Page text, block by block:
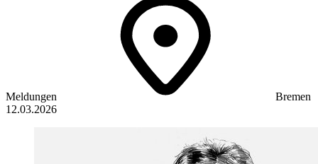
Meldungen
Bremen
12.03.2026